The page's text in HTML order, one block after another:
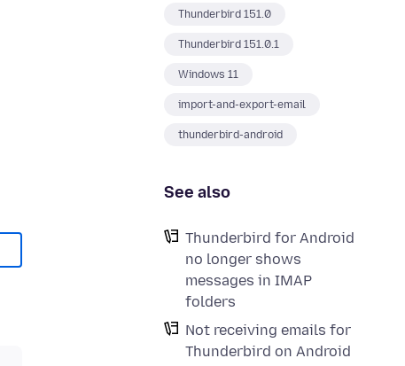
Thunderbird 151.0
Thunderbird 151.0.1
Windows 11
import-and-export-email
thunderbird-android
See also
Thunderbird for Android
no longer shows
messages in IMAP
folders
Not receiving emails for
Thunderbird on Android